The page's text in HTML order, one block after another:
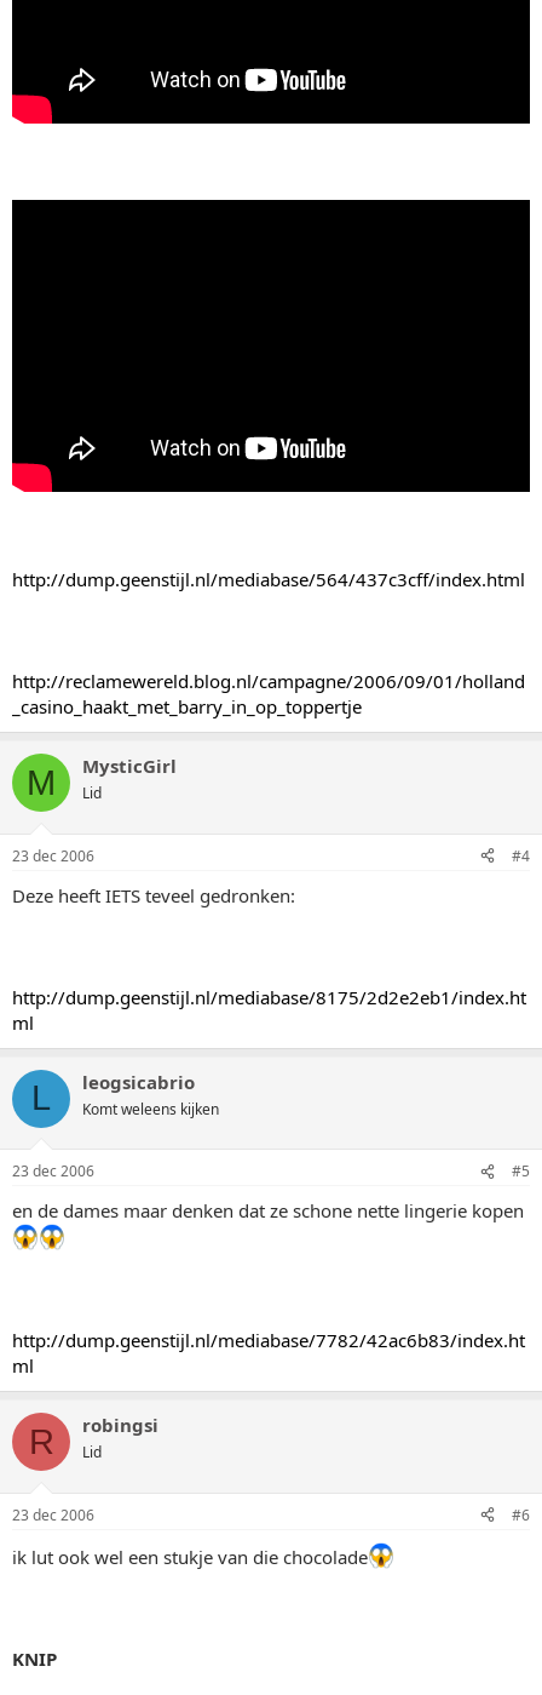
http://dump.geenstijl.nl/mediabase/564/437c3cff/index.html
http://reclamewereld.blog.nl/campagne/2006/09/01/holland
_casino_haakt_met_barry_in_op_toppertje
M MysticGirl
Lid
23 dec 2006 #4
Deze heeft IETS teveel gedronken:
http://dump.geenstijl.nl/mediabase/8175/2d2e2eb1/index.ht
ml
L leogsicabrio
Komt weleens kijken
23 dec 2006 #5
en de dames maar denken dat ze schone nette lingerie kopen
http://dump.geenstijl.nl/mediabase/7782/42ac6b83/index.ht
ml
R robingsi
Lid
23 dec 2006 #6
ik lut ook wel een stukje van die chocolade
KNIP